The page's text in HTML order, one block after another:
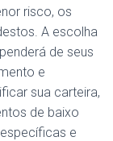
risco, os
A escolha
de seus
e
sua carteira,
de baixo
e